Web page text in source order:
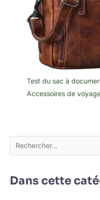
Test du sac à
Accessoires de
Dans cette